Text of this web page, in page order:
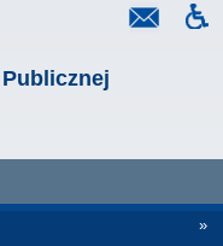
»